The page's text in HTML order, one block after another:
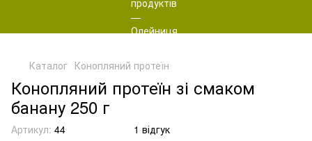
Каталог Конопляний протеїн
Конопляний протеїн зі смаком
банану 250 г
Артикул: 44 1 відгук